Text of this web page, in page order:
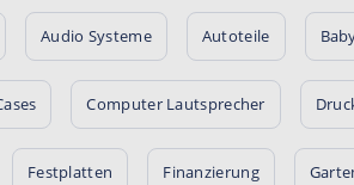
Audio Systeme Autoteile
Computer Lautsprecher
Festplatten Finanzierung